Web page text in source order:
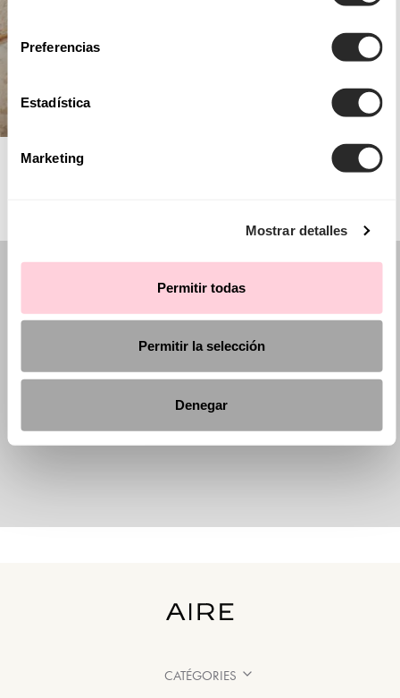
Preferencias
Estadística
Marketing
Mostrar detalles
Permitir todas
Permitir la selección
Denegar
AIRE BARCELONA
CATÉGORIES